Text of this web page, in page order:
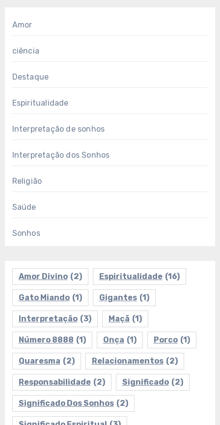
Amor
ciência
Destaque
Espiritualidade
Interpretação de sonhos
Interpretação dos Sonhos
Religião
Saúde
Sonhos
Amor Divino (2) Espiritualidade (16)
Gato Miando (1) Gigantes (1)
Interpretação (3) Maçã (1)
Número 8888 (1) Onça (1) Porco (1)
Quaresma (2) Relacionamentos (2)
Responsabilidade (2) Significado (2)
Significado Dos Sonhos (2)